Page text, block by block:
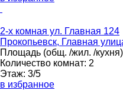
2-х комная ул. Главная 124
Прокопьевск, Главная
Площадь (общ. /жил. /
Количество комнат: 2
Этаж: 3/5
в избранное